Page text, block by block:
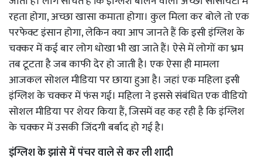
रहता होगा, अच्छा खासा कमाता होगा। कुल मिला कर बोले तो एक
परफेक्ट इंसान होगा, लेकिन क्या आप जानते हैं कि इसी इंग्लिश के
चक्कर में कई बार लोग धोखा भी खा जाते हैं। ऐसे में लोगों का भ्रम
तब टूटता है जब काफी देर हो जाती है। एक ऐसा ही मामला
आजकल सोशल मीडिया पर छाया हुआ है। जहां एक महिला इसी
इंग्लिश के चक्कर में फंस गई। महिला ने इससे संबंधित एक वीडियो
सोशल मीडिया पर शेयर किया हैं, जिसमें वह कह रही है कि इंग्लिश
के चक्कर में उसकी जिंदगी बर्बाद हो गई है।
इंग्लिश के झांसे में पंचर वाले से कर ली शादी